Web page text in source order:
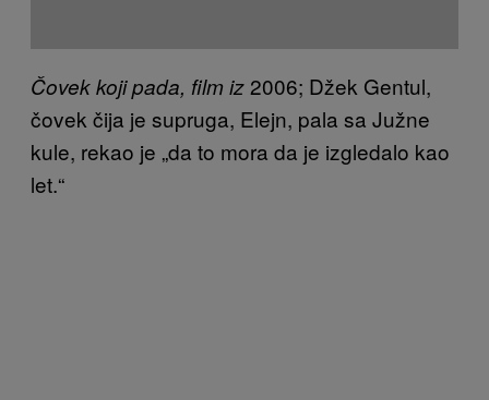
Čovek koji pada, film iz 2006; Džek Gentul,
čovek čija je supruga, Elejn, pala sa Južne
kule, rekao je „da to mora da je izgledalo kao
let.“